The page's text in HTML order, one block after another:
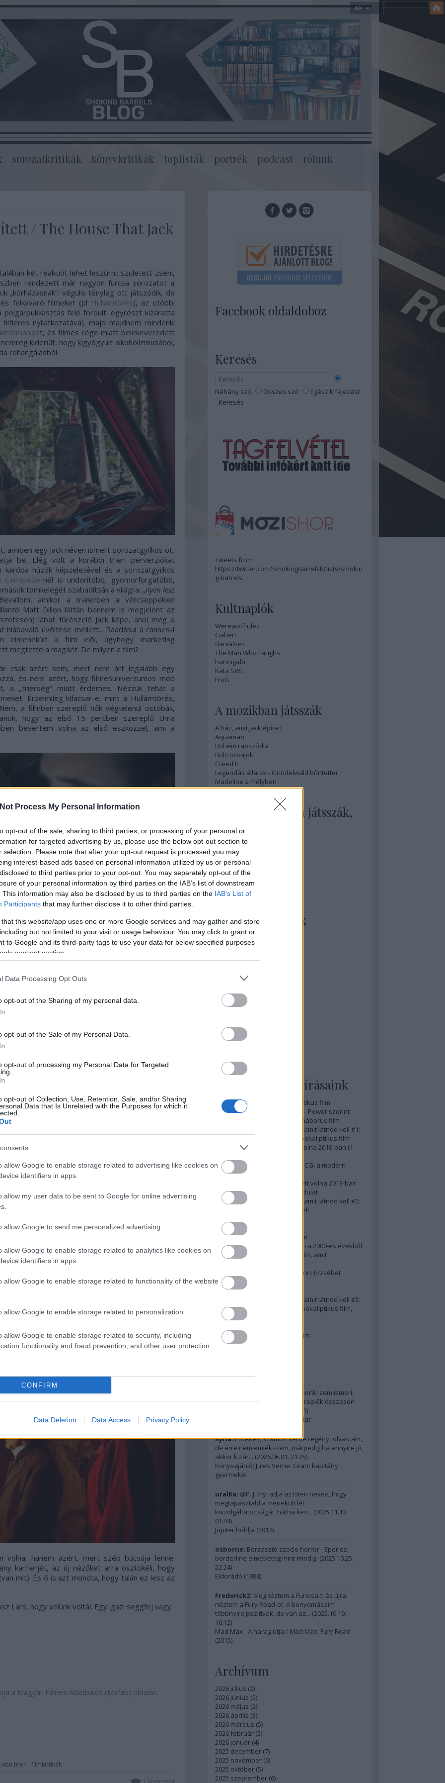
Process My Personal Information
opt-out of the sale, sharing to third parties, or processing of your personal or
for targeted advertising by us, please use the below opt-out section to
selection. Please note that after your opt-out request is processed you may
interest-based ads based on personal information utilized by us or personal
to third parties prior to your opt-out. You may separately opt-out of the
of your personal information by third parties on the IAB’s list of downstream
This information may also be disclosed by us to third parties on the IAB’s List of
Participants that may further disclose it to other third parties.
that this website/app uses one or more Google services and may gather and store
but not limited to your visit or usage behaviour. You may click to grant or
to Google and its third-party tags to use your data for below specified purposes
consent section.
Data Processing Opt Outs
opt-out of the Sharing of my personal data.
opt-out of the Sale of my Personal Data.
opt-out of processing my Personal Data for Targeted
opt-out of Collection, Use, Retention, Sale, and/or Sharing
Data that Is Unrelated with the Purposes for which it
allow Google to enable storage related to advertising like cookies on
identifiers in apps.
allow my user data to be sent to Google for online advertising
allow Google to send me personalized advertising.
allow Google to enable storage related to analytics like cookies on
identifiers in apps.
allow Google to enable storage related to functionality of the website
allow Google to enable storage related to personalization.
allow Google to enable storage related to security, including
functionality and fraud prevention, and other user protection.
CONFIRM
Data Deletion Data Access Privacy Policy
sorozatkritikák könyvkritikák toplisták portrék podcast rólunk
/ The House That Jack
két reakciót lehet leszűrni: született zseni,
rendezett már nagyon furcsa sorozatot a
„kórházasnak”: végülis tényleg ott játszódik, de
felkavaró filmeket (pl Hullámtörés), az utóbbi
felé fordult: egyrészt kizáratta
nyilatkozatával, majd majdnem mindenki
t, és filmes cége miatt belekeveredett
kiderült, hogy kigyógyult alkoholizmusából,
rohangálásból.
amiben egy Jack néven ismert sorozatgyilkos öt,
be. Elég volt a korábbi trieri perverziókat
karóba húzók képzeletével és a sorozatgyilkos
Centipede-nél is undorítóbb, gyomorforgatóbb,
tömkelegét szabadítsák a világra: „ilyen lesz
amikor a trailerben a vércseppekkel
Matt Dillon láttán bennem is megjelent az
lábat fűrészelő Jack képe, ahol még a
üvöltése mellett... Ráadásul a cannes-i
elmenekült a film elől, úgyhogy marketing
megtette a magáét. De milyen a film?
csak azért sem, mert nem árt legalább egy
és nem azért, hogy filmesuniverzumos mód
a „trierség” miatt érdemes. Nézzük tehát a
Érzelmileg kifacsar-e, mint a Hullámtörés,
a filmben szereplő nők végtelenül ostobák,
hogy az első 15 percben szereplő Uma
bevertem volna az első eszközzel, ami a
lábakat nem fűrészel le élvezetből, de bizony
felszisszen a néző, félrenéz, egy pillanatra
ereje hálistennek. Mindenesetre meg tudom
gyomrúak. Másrészt nem értem, hogy
kínozni minket az idegeinken keresztül, mint
is sokkol, akkor csak van valami polgárpukkasztó
ez is annyira visszafogott ahogy egy picit kicsit
Verge (Bruno Ganz) fáradtan legyint: ugyan már,
provokatív gondolatnak, hogy a közönség sem
valami erősebbel. Főleg akkor, ha filmed
ellen a sorsot ezzel.
válaszolni: mert mindennek ellenére,
Megérzed a film hosszát (152 perces),
biztos lesz egy-két ember, akik 5-10 perc
otthon a filmet.
– miközben a rendező egyik fele elrévedő
mintha műalkotások lennének, s a
hurrogja le próbálkozásait – hogy Triernek abba
szimbolikus figurákkal, meg az – ó te jó ég –
epilógussal támad, akkor tényleg hagyja abba.
tud még provokálni.)
volna, hanem azért, mert szép búcsúja lenne.
karrierjét, az új nézőket arra ösztökéli, hogy
mit). És ő is azt mondta, hogy talán ez lesz az
Lars, hogy velünk voltál. Egy igazi seggfej vagy.
a Magyar Filmes Adatbázis (Mafab) oldalán.
von trier
filmkritikák
1 komment
Facebook oldaldoboz
Keresés
Néhány szó Összes szó Egész kifejezést
Tweets from
https://twitter.com/SmokingBarrelsB/lists/smokin
g-barrels
Kultnaplók
Werewolfrulez
Gaben
danialves
The Man Who Laughs
hannigabi
Kata SWL
FroG
A mozikban játsszák
A ház, amit Jack épített
Aquaman
Bohém rapszódia
Bolti tolvajok
Creed II
Legendás állatok - Grindelwald bűntettei
Madeline a mélyben
A mozikban nem játsszák,
Annihilation
Disobedience
Egy sármos férfi
November
Örök tél
nézünk/olvasunk
Borosta szerint
DarkSide Joint
Filmtrailer
Filmzabáló
Lisztes megmondja a tutit
Magyar Film Adatbázis
Mozi Mánia app
Popcorn & Soda
Supernatural Movies
A legolvasottabb írásaink
A 20 legjobb posztapokaliptikus film
A 15 legjobb időutazós film - Power szerint
A 10 legjobb második világháborús film
50 posztapokaliptikus film, amit látnod kell #1:
A 10 legkreatívabb posztapokaliptikus film
20 film, amit látnod kellett volna 2016-ban (1.
Ezért néz ki borzasztóan a CGI a modern
filmekben (is)
15(+1) film, amit látnod kellett volna 2013-ban
A 15 legnagyobb filmes fordulat
50 posztapokaliptikus film, amit látnod kell #2:
10 zombifilm, amit látnod kell
A 10 legjobb Brad Pitt-film
A 10 legjobb Mel Gibson-film
Az igazi 10 legjobb akciófilm a 2000-es évekből
10 iszonyatos magyar filmcím, amit
Könyvkritika: Brigitte Hamann: Erzsébet
királyné (2019)
A 10 legjobb Al Pacino - film
50 posztapokaliptikus film, amit látnod kell #3:
10 (nem is annyira) posztapokaliptikus film,
amit látnod kell
A 10 legjobb Matt Damon-film
2014 ComingSoon - 5. rész
Friss topikok
@Alick: Az Őslakót kb. senki sem ismeri,
pedig hatalmas film, az itt szereplők összesen
2026.06.01. 21:31)
A 15 legnagyobb filmes fordulat
Kyria:Érdekes, számos Verne regényt olvastam,
de erre nem emlékszem, márpedig ha ennyire jó,
akkor kizár... (2026.06.01. 21:25)
Könyvajánló: Jules Verne: Grant kapitány
gyermekei
uralKa: @P. J. Fry: adja az Isten neked, hogy
megtapasztald a menekült lét
kiszolgáltatottságát, hátha kev... (2025.11.13.
01:44)
Jupiter holdja (2017)
osborne: Borzasztó szocio horror - Eperjes
borderline elmebeteg mint mindig. (2025.10.25.
22:24)
Eldorádó (1988)
Frederick2: Megnéztem a Furiosa-t, és újra
néztem a Fury Road-ot. A benyomásaim
többnyire pozitívak, de van az... (2025.10.19.
16:12)
Mad Max - A harag útja / Mad Max: Fury Road
(2015)
Archívum
2026 július (2)
2026 június (5)
2026 május (2)
2026 április (3)
2026 március (5)
2026 február (5)
2026 január (4)
2025 december (7)
2025 november (6)
2025 október (5)
2025 szeptember (6)